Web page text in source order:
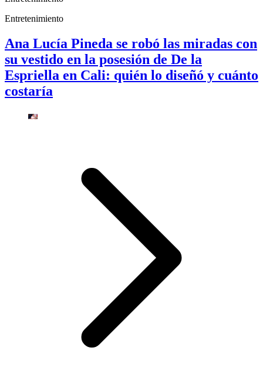
Entretenimiento
Ana Lucía Pineda se robó las miradas con
su vestido en la posesión de De la
Espriella en Cali: quién lo diseñó y cuánto
costaría